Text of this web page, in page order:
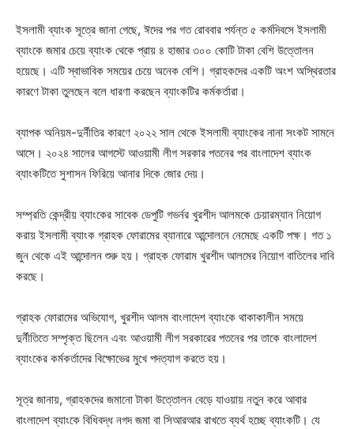
ইসলামী ব্যাংক সূত্রে জানা গেছে, ঈদের পর গত রোববার পর্যন্ত ৫ কর্মদিবসে ইসলামী
ব্যাংকে জমার চেয়ে ব্যাংক থেকে প্রায় ৪ হাজার ৩০০ কোটি টাকা বেশি উত্তোলন
হয়েছে। এটি স্বাভাবিক সময়ের চেয়ে অনেক বেশি। গ্রাহকদের একটি অংশ অস্থিরতার
কারণে টাকা তুলছেন বলে ধারণা করছেন ব্যাংকটির কর্মকর্তারা।
ব্যাপক অনিয়ম-দুর্নীতির কারণে ২০২২ সাল থেকে ইসলামী ব্যাংকের নানা সংকট সামনে
আসে। ২০২৪ সালের আগস্টে আওয়ামী লীগ সরকার পতনের পর বাংলাদেশ ব্যাংক
ব্যাংকটিতে সুশাসন ফিরিয়ে আনার দিকে জোর দেয়।
সম্প্রতি কেন্দ্রীয় ব্যাংকের সাবেক ডেপুটি গভর্নর খুরশীদ আলমকে চেয়ারম্যান নিয়োগ
করায় ইসলামী ব্যাংক গ্রাহক ফোরামের ব্যানারে আন্দোলনে নেমেছে একটি পক্ষ। গত ১
জুন থেকে এই আন্দোলন শুরু হয়। গ্রাহক ফোরাম খুরশীদ আলমের নিয়োগ বাতিলের দাবি
করছে।
গ্রাহক ফোরামের অভিযোগ, খুরশীদ আলম বাংলাদেশ ব্যাংকে থাকাকালীন সময়ে
দুর্নীতিতে সম্পৃক্ত ছিলেন এবং আওয়ামী লীগ সরকারের পতনের পর তাকে বাংলাদেশ
ব্যাংকের কর্মকর্তাদের বিক্ষোভের মুখে পদত্যাগ করতে হয়।
সূত্র জানায়, গ্রাহকদের জমানো টাকা উত্তোলন বেড়ে যাওয়ায় নতুন করে আবার
বাংলাদেশ ব্যাংকে বিধিবদ্ধ নগদ জমা বা সিআরআর রাখতে ব্যর্থ হচ্ছে ব্যাংকটি। যে